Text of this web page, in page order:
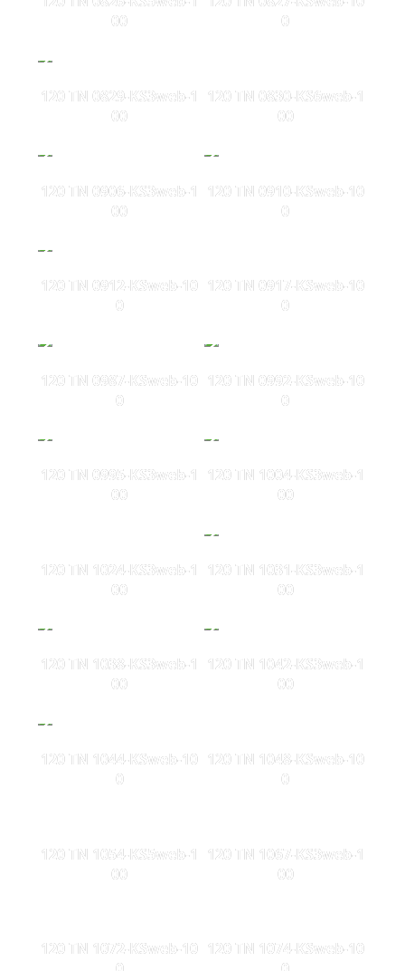
00
0
120 TN 0829-KS3web-1
00
120 TN 0830-KS6web-1
00
120 TN 0906-KS3web-1
00
120 TN 0910-KSweb-10
0
120 TN 0912-KSweb-10
0
120 TN 0917-KSweb-10
0
120 TN 0987-KSweb-10
0
120 TN 0992-KSweb-10
0
120 TN 0995-KS3web-1
00
120 TN 1004-KS3web-1
00
120 TN 1024-KS3web-1
00
120 TN 1031-KS3web-1
00
120 TN 1038-KS3web-1
00
120 TN 1042-KS3web-1
00
120 TN 1044-KSweb-10
0
120 TN 1048-KSweb-10
0
120 TN 1054-KS5web-1
00
120 TN 1067-KS3web-1
00
120 TN 1072-KSweb-10 120 TN 1074-KSweb-10